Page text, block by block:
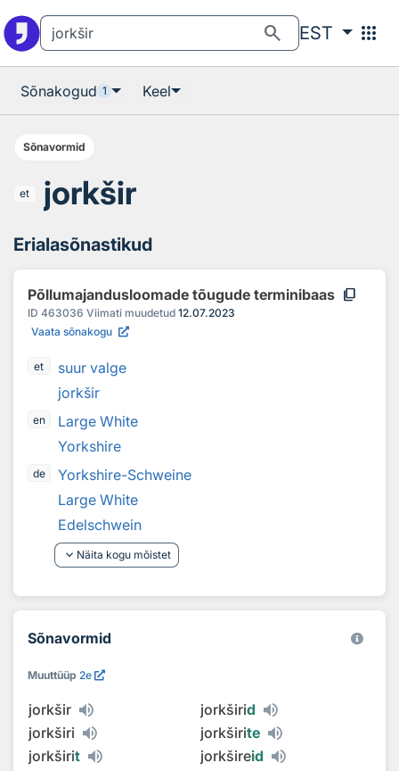
search EST apps
Sõnakogud 1 Keel
Sõnavormid
et jorkšir
Erialasõnastikud
Põllumajandusloomade tõugude terminibaas content_copy
ID 463036 Viimati muudetud 12.07.2023
Vaata sõnakogu
et
suur valge
jorkšir
en
Large White
Yorkshire
de
Yorkshire-Schweine
Large White
Edelschwein
keyboard_arrow_down Näita kogu mõistet
Sõnavormid
Muuttüüp 2e
jorkšir jorkširid
jorkširi
jorkširite
jorkširit jorkšireid